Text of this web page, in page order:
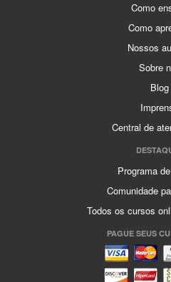
Como
Como
Nossos
Sobre
Blog
Central de
Programa
Comunidade
Todos os cursos
PAGUE SEUS